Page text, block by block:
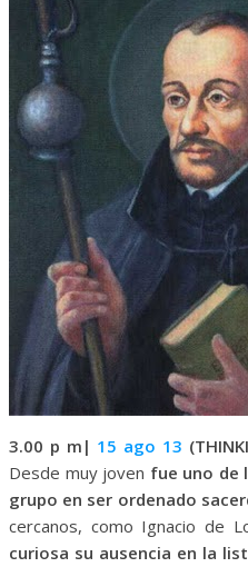
3.00 p m| 15 ago 13
Desde muy joven fue uno de
grupo en ser ordenado
cercanos, como Ignacio de
curiosa su ausencia en la